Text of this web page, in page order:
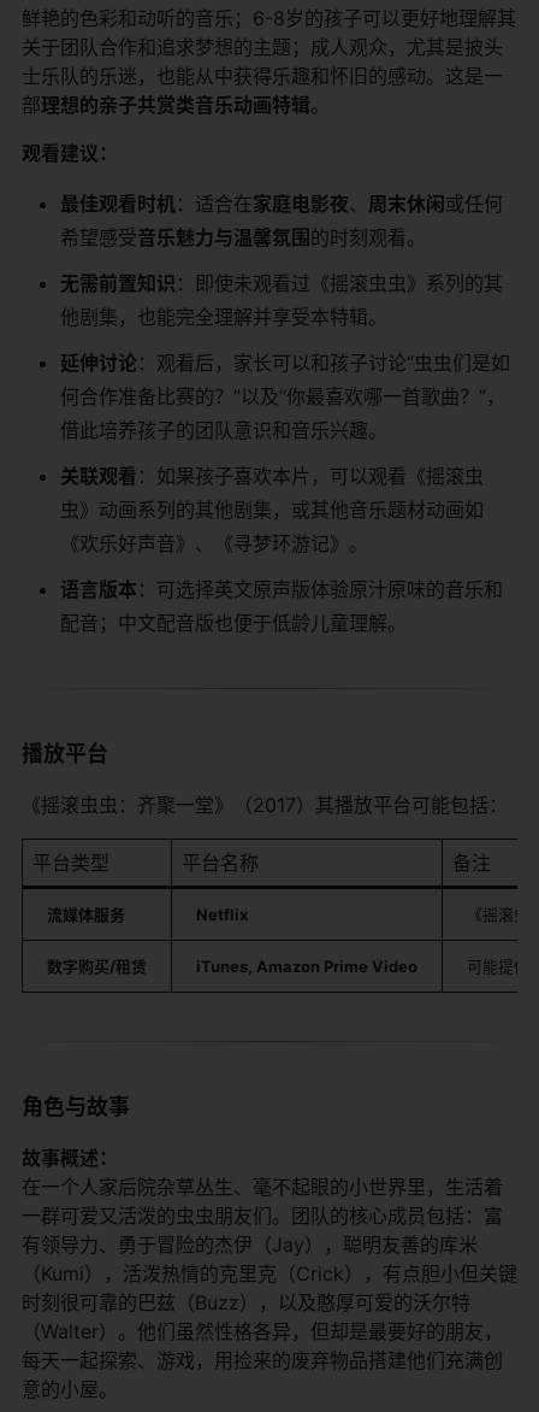
鲜艳的色彩和动听的音乐；6-8岁的孩子可以更好地理解其
关于团队合作和追求梦想的主题；成人观众，尤其是披头
士乐队的乐迷，也能从中获得乐趣和怀旧的感动。这是一
部​​理想的亲子共赏类音乐动画特辑​​。
​观看建议：​
​最佳观看时机​​：适合在​​家庭电影夜​​、​ ​周末休闲​​或任何
希望感受​​音乐魅力与温馨氛围​ ​的时刻观看。
​无需前置知识​ ​：即使未观看过《摇滚虫虫》系列的其
他剧集，也能完全理解并享受本特辑。
​延伸讨论​ ​：观看后，家长可以和孩子讨论“虫虫们是如
何合作准备比赛的？”以及“你最喜欢哪一首歌曲？”，
借此培养孩子的团队意识和音乐兴趣。
​关联观看​ ​：如果孩子喜欢本片，可以观看《摇滚虫
虫》动画系列的其他剧集，或其他音乐题材动画如
《欢乐好声音》、《寻梦环游记》。
​语言版本​ ​：可选择英文原声版体验原汁原味的音乐和
配音；中文配音版也便于低龄儿童理解。
播放平台
《摇滚虫虫：齐聚一堂》（2017）其播放平台可能包括：
平台类型 平台名称 备注
​流媒体服务​ ​Netflix​ 《摇滚
​数字购买/租赁​ ​iTunes, Amazon Prime Video​ 可能提供
角色与故事
​故事概述：​
在一个人家后院杂草丛生、毫不起眼的小世界里，生活着
一群可爱又活泼的虫虫朋友们。团队的核心成员包括：富
有领导力、勇于冒险的杰伊（Jay），聪明友善的库米
（Kumi），活泼热情的克里克（Crick），有点胆小但关键
时刻很可靠的巴兹（Buzz），以及憨厚可爱的沃尔特
（Walter）。他们虽然性格各异，但却是最要好的朋友，
每天一起探索、游戏，用捡来的废弃物品搭建他们充满创
意的小屋。